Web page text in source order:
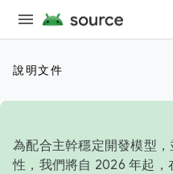
說明文件
為配合主幹穩定開發模型
性，我們將自 2026 年起